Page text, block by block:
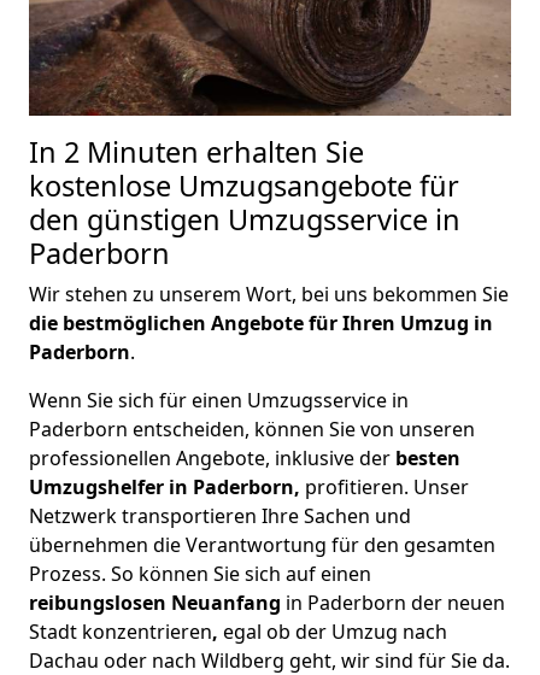
In 2 Minuten erhalten Sie
kostenlose Umzugsangebote für
den günstigen Umzugsservice in
Paderborn
Wir stehen zu unserem Wort, bei uns bekommen Sie
die bestmöglichen Angebote für Ihren Umzug in
Paderborn.
Wenn Sie sich für einen Umzugsservice in
Paderborn entscheiden, können Sie von unseren
professionellen Angebote, inklusive der besten
Umzugshelfer in Paderborn, profitieren. Unser
Netzwerk transportieren Ihre Sachen und
übernehmen die Verantwortung für den gesamten
Prozess. So können Sie sich auf einen
reibungslosen Neuanfang in Paderborn der neuen
Stadt konzentrieren, egal ob der Umzug nach
Dachau oder nach Wildberg geht, wir sind für Sie da.